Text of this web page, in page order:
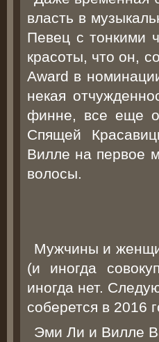
власть в
Певец с тонкими
красоты, что он,
Award в
некая
финне, все еще
Спящей
Вилле на первое
волосы.
Мужчины и
(и иногда
иногда нет.
соберется в 2016
Эми Ли и Вилле